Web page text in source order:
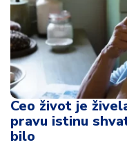
Ceo život je
pravu istinu
bilo